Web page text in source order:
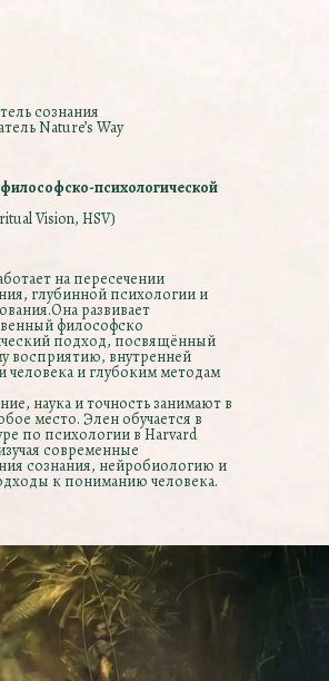
сознания
Nature’s Way
психологической
Vision, HSV)
на пересечении
глубинной психологии и
развивает
философско
подход, посвящённый
восприятию, внутренней
человека и глубоким методам
наука и точность занимают в
место. Элен обучается в
по психологии в Harvard
современные
сознания, нейробиологию и
к пониманию человека.